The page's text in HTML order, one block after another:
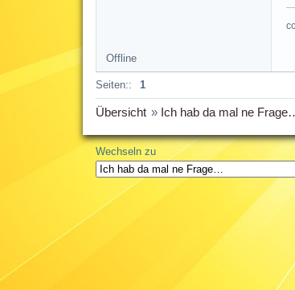
Offline
Seiten:: 1
Übersicht » Ich hab da mal ne
Wechseln zu